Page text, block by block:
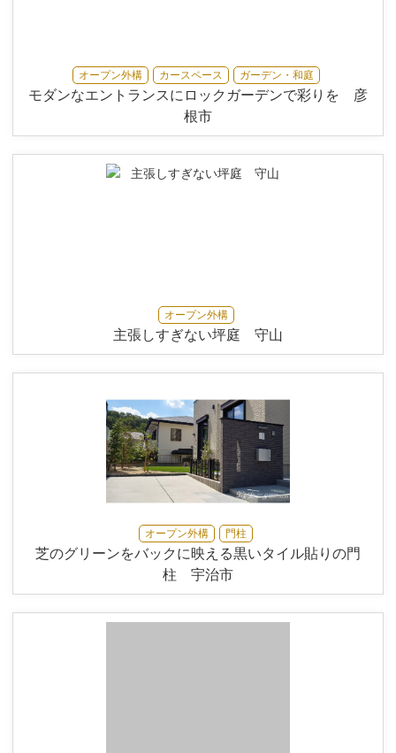
オープン外構 カースペース ガーデン・和庭
モダンなエントランスにロックガーデンで彩りを 彦
根市
オープン外構
主張しすぎない坪庭 守山
オープン外構 門柱
芝のグリーンをバックに映える黒いタイル貼りの門
柱 宇治市